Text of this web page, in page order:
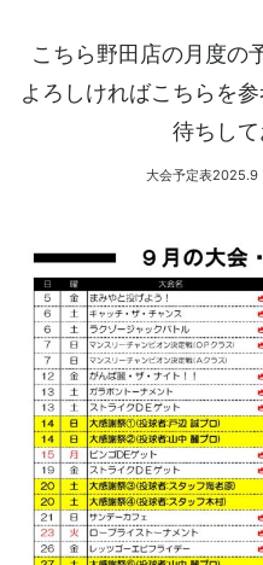
こちら野田店の月度の
よろしければこちらを
待ちして
大会予定表2025.9